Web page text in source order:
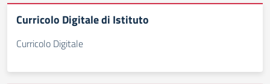
Curricolo Digitale di Istituto
Curricolo Digitale